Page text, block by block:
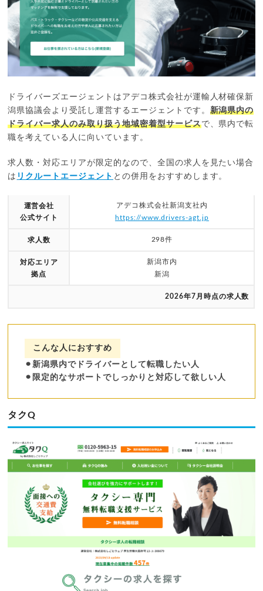
ドライバーズエージェントはアデコ株式会社が運輸人材確保新
潟県協議会より受託し運営するエージェントです。 新潟県内の
ドライバー求人のみ取り扱う地域密着型サービスで、県内で転
職を考えている人に向いています。
求人数・対応エリアが限定的なので、全国の求人を見たい場合
は リクルートエージェント との併用をおすすめします。
運営会社
公式サイト
アデコ株式会社新潟支社内
https://www.drivers-agt.jp
求人数 298件
対応エリア
拠点
新潟市内
新潟
2026年7月時点の求人数
こんな人におすすめ
⚫︎新潟県内でドライバーとして転職したい人
⚫︎限定的なサポートでしっかりと対応して欲しい人
タクQ